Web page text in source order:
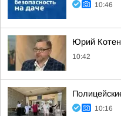
10:46
Юрий
10:42
10:16